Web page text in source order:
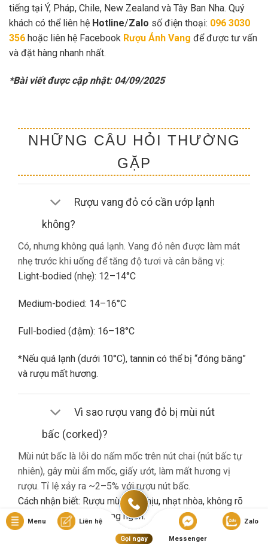
tiếng tại Ý, Pháp, Chile, New Zealand và Tây Ban Nha. Quý
khách có thể liên hệ Hotline/Zalo số điện thoại: 096 3030
356 hoặc liên hệ Facebook Rượu Ánh Vang để được tư vấn
và đặt hàng nhanh nhất.
*Bài viết được cập nhật: 04/09/2025
NHỮNG CÂU HỎI THƯỜNG
GẶP
Rượu vang đỏ có cần ướp lạnh
không?
Có, nhưng không quá lạnh. Vang đỏ nên được làm mát
nhẹ trước khi uống để tăng độ tươi và cân bằng vị:
Light-bodied (nhẹ): 12–14°C
Medium-bodied: 14–16°C
Full-bodied (đậm): 16–18°C
*Nếu quá lạnh (dưới 10°C), tannin có thể bị “đóng băng”
và rượu mất hương.
Vì sao rượu vang đỏ bị mùi nút
bấc (corked)?
Mùi nút bấc là lỗi do nấm mốc trên nút chai (nút bấc tự
nhiên), gây mùi ẩm mốc, giấy ướt, làm mất hương vị
rượu. Tỉ lệ xảy ra ~2–5% với rượu nút bấc.
Cách nhận biết: Rượu mùi khó chịu, nhạt nhòa, không rõ
hương trái cây dù là vang ngon.
Nếu gặp lỗi này, bạn nên liên hệ cửa hàng đổi trả (nếu có
Menu Liên hệ
Gọi ngay Messenger
Zalo